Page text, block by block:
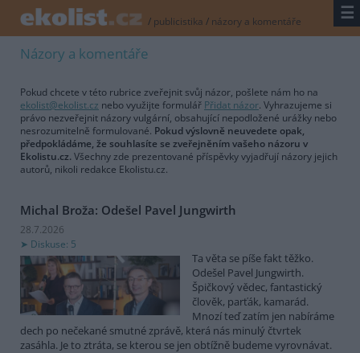
/ publicistika / názory a komentáře ☰
Názory a komentáře
Pokud chcete v této rubrice zveřejnit svůj názor, pošlete nám ho na
ekolist@ekolist.cz nebo využijte formulář Přidat názor. Vyhrazujeme si
právo nezveřejnit názory vulgární, obsahující nepodložené urážky nebo
nesrozumitelně formulované. Pokud výslovně neuvedete opak,
předpokládáme, že souhlasíte se zveřejněním vašeho názoru v
Ekolistu.cz. Všechny zde prezentované příspěvky vyjadřují názory jejich
autorů, nikoli redakce Ekolistu.cz.
Michal Broža: Odešel Pavel Jungwirth
28.7.2026
Diskuse: 5
Ta věta se píše fakt těžko.
Odešel Pavel Jungwirth.
Špičkový vědec, fantastický
člověk, parťák, kamarád.
Mnozí teď zatím jen nabíráme
dech po nečekané smutné zprávě, která nás minulý čtvrtek
zasáhla. Je to ztráta, se kterou se jen obtížně budeme vyrovnávat.